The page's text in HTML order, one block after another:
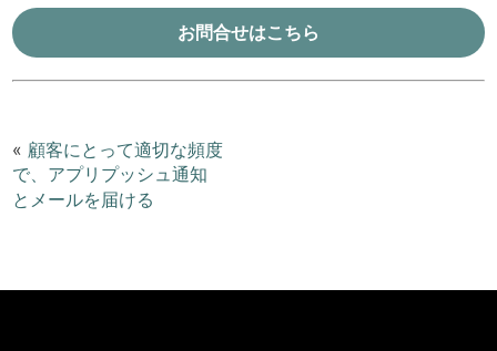
お問合せはこちら
« 顧客にとって適切な頻度
で、アプリプッシュ通知
とメールを届ける